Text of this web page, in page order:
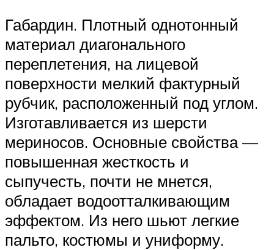
Габардин. Плотный однотонный
материал диагонального
переплетения, на лицевой
поверхности мелкий фактурный
рубчик, расположенный под углом.
Изготавливается из шерсти
мериносов. Основные свойства —
повышенная жесткость и
сыпучесть, почти не мнется,
обладает водоотталкивающим
эффектом. Из него шьют легкие
пальто, костюмы и униформу.